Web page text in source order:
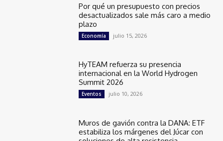
Por qué un presupuesto con precios
desactualizados sale más caro a medio
plazo
Economía julio 15, 2026
HyTEAM refuerza su presencia
internacional en la World Hydrogen
Summit 2026
Eventos julio 10, 2026
Muros de gavión contra la DANA: ETF
estabiliza los márgenes del Júcar con